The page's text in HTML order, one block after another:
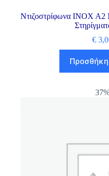
Ντιζοστρίφωνα INOX A2
€